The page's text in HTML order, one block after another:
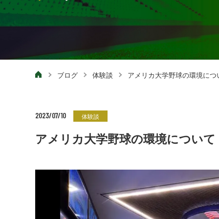
ブログ 体験談 アメリカ大学野球の環境につ
2023/07/10 体験談
アメリカ大学野球の環境について